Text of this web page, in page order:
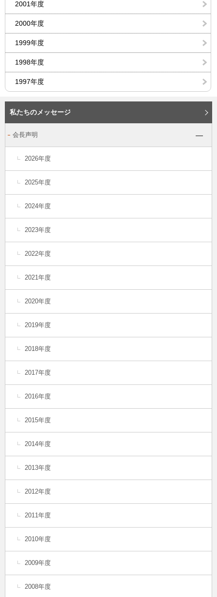
2001年度
2000年度
1999年度
1998年度
1997年度
私たちのメッセージ
会長声明
2026年度
2025年度
2024年度
2023年度
2022年度
2021年度
2020年度
2019年度
2018年度
2017年度
2016年度
2015年度
2014年度
2013年度
2012年度
2011年度
2010年度
2009年度
2008年度